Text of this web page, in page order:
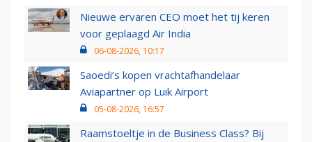
Nieuwe ervaren CEO moet het tij keren
voor geplaagd Air India
06-08-2026, 10:17
Saoedi’s kopen vrachtafhandelaar
Aviapartner op Luik Airport
05-08-2026, 16:57
Raamstoeltje in de Business Class? Bij